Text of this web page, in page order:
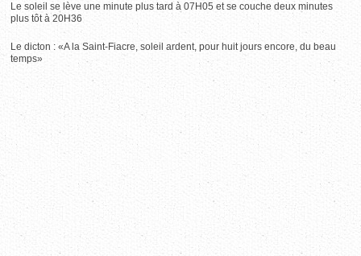
Le soleil se lève une minute plus tard à 07H05 et se couche deux minutes
plus tôt à 20H36
Le dicton : «A la Saint-Fiacre, soleil ardent, pour huit jours encore, du beau
temps»